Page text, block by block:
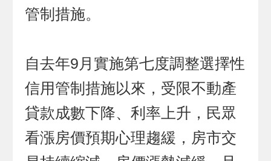
管制措施。
自去年9月實施第七度調整選擇性
信用管制措施以來，受限不動產
貸款成數下降、利率上升，民眾
看漲房價預期心理趨緩，房市交